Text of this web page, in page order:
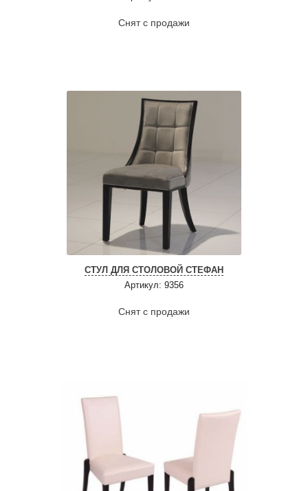
Снят с продажи
СТУЛ ДЛЯ СТОЛОВОЙ СТЕФАН
Артикул: 9356
Снят с продажи